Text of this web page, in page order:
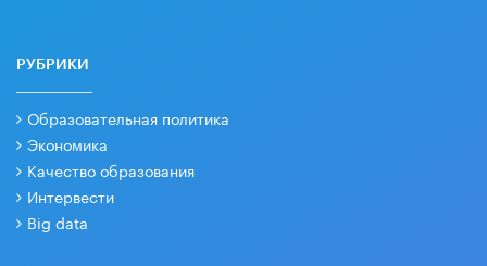
РУБРИКИ
Образовательная политика
Экономика
Качество образования
Интервести
Big data